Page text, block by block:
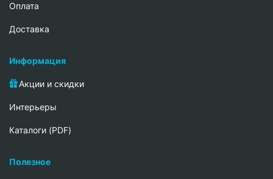
Oплата
Доставка
Информация
Акции и скидки
Интерьеры
Каталоги (PDF)
Полезное